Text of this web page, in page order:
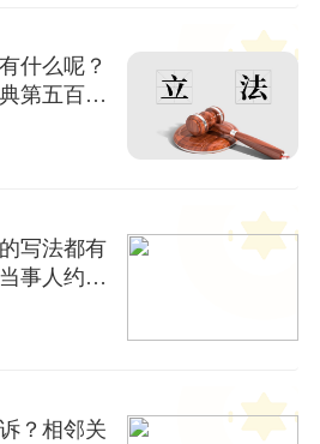
什么呢？
第五百七
写法都有
事人约定
？相邻关